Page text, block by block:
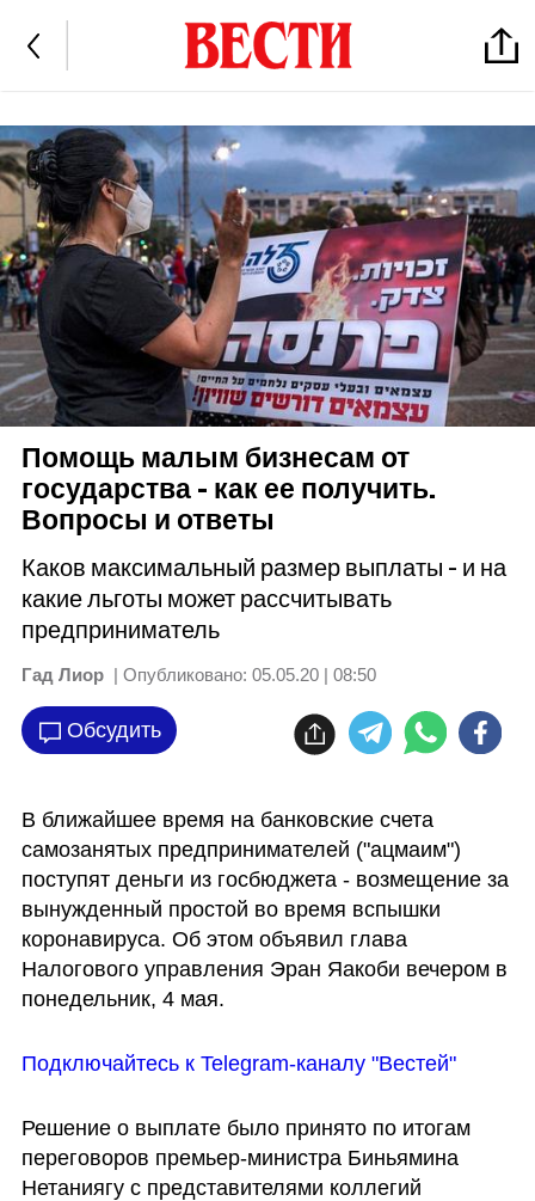
Помощь малым бизнесам от
государства - как ее получить.
Вопросы и ответы
Каков максимальный размер выплаты - и на
какие льготы может рассчитывать
предприниматель
Гад Лиор | Опубликовано: 05.05.20 | 08:50
Обсудить
В ближайшее время на банковские счета
самозанятых предпринимателей ("ацмаим")
поступят деньги из госбюджета - возмещение за
вынужденный простой во время вспышки
коронавируса. Об этом объявил глава
Налогового управления Эран Яакоби вечером в
понедельник, 4 мая.
Подключайтесь к Telegram-каналу "Вестей"
Решение о выплате было принято по итогам
переговоров премьер-министра Биньямина
Нетаниягу с представителями коллегий